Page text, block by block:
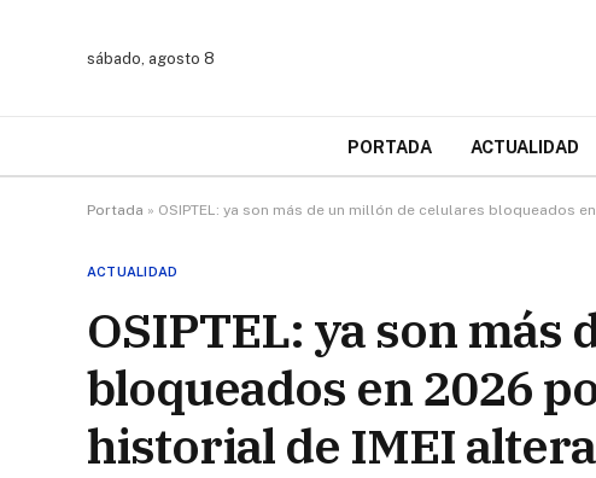
sábado, agosto 8
PORTADA ACTUALIDAD
Portada » OSIPTEL: ya son más de un millón de celulares bloqueados
ACTUALIDAD
OSIPTEL: ya son
bloqueados en 2026
historial de IMEI